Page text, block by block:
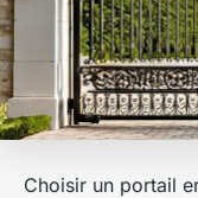
Choisir un portail